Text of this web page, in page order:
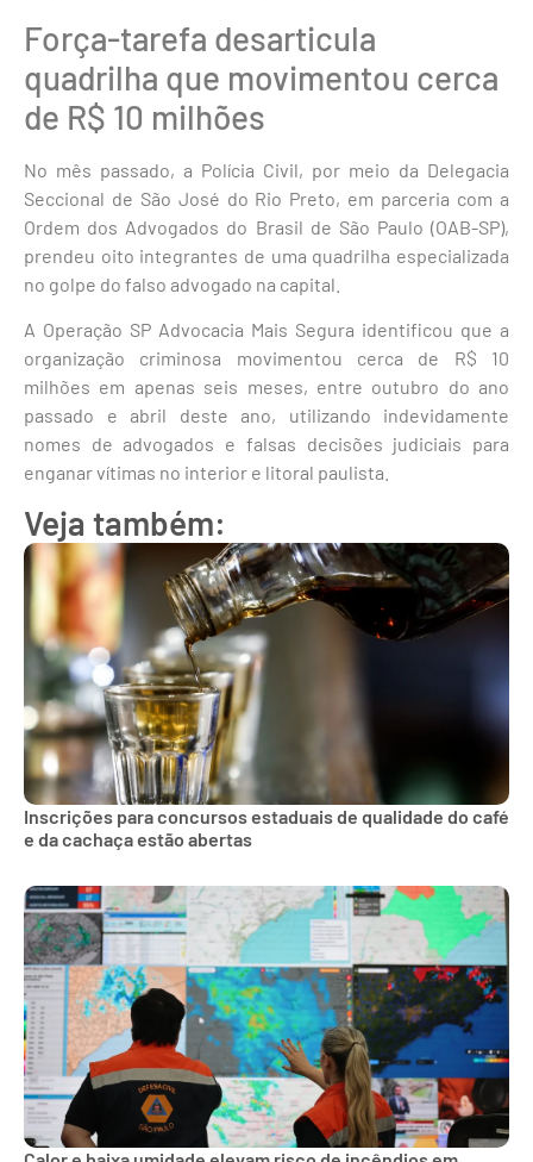
Força-tarefa desarticula
quadrilha que movimentou cerca
de R$ 10 milhões
No mês passado, a Polícia Civil, por meio da Delegacia
Seccional de São José do Rio Preto, em parceria com a
Ordem dos Advogados do Brasil de São Paulo (OAB-SP),
prendeu oito integrantes de uma quadrilha especializada
no golpe do falso advogado na capital.
A Operação SP Advocacia Mais Segura identificou que a
organização criminosa movimentou cerca de R$ 10
milhões em apenas seis meses, entre outubro do ano
passado e abril deste ano, utilizando indevidamente
nomes de advogados e falsas decisões judiciais para
enganar vítimas no interior e litoral paulista.
Veja também:
Inscrições para concursos estaduais de qualidade do café
e da cachaça estão abertas